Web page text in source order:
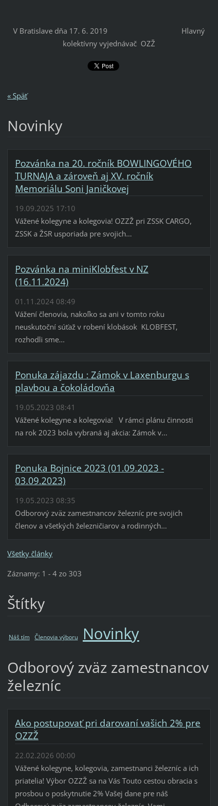
V Bratislave dňa 17. 6. 2019 Hlavný
kolektívny vyjednávač OZŽ
« Späť
Novinky
Pozvánka na 20. ročník BOWLINGOVÉHO
TURNAJA a zároveň aj XV. ročník
Memoriálu Soni Janičkovej
19.09.2025 17:10
Vážené kolegyne a kolegovia! OZZŽ pri ZSSK CARGO,
ZSSK a ŽSR usporiada pre svojich...
Pozvánka na miniKlobfest v NZ
(16.11.2024)
01.11.2024 08:49
Vážení členovia, nakoľko sa ani v tomto roku
neuskutoční súťaž v robení klobások KLOBFEST,
rozhodli sme...
Ponuka zájazdu : Zámok v Laxenburgu s
plavbou a čokoládovňa
19.05.2023 08:41
Vážené kolegyne a kolegovia! V rámci plánu činnosti
na rok 2023 bola vybraná aj akcia: Zámok v...
Ponuka Bojnice 2023 (01.09.2023 -
03.09.2023)
19.05.2023 08:35
Odborový zväz zamestnancov železníc pre svojich
členov a všetkých železničiarov a rodinných...
Všetky články
Záznamy: 1 - 4 zo 303
Štítky
Náš tím Členovia výboru Novinky
Odborový zväz zamestnancov
železníc
Ako postupovať pri darovaní vašich 2% pre
OZZŽ
22.02.2026 00:00
Vážené kolegyne, kolegovia, zamestnanci železníc a ich
priatelia! Výbor OZZŽ sa na Vás Touto cestou obracia s
prosbou o poskytnutie 2% Vašej dane pre náš